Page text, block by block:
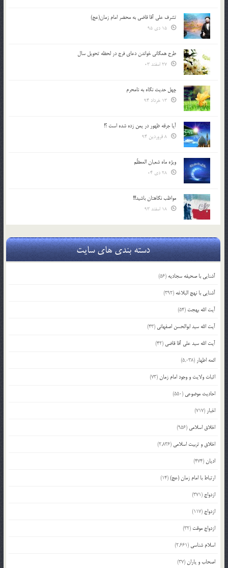
تشرف علي آقا قاضي به محضر امام زمان(عج)
طرح همگانی خواندن دعای فرج در لحظه تحویل سال
چهل حدیث نگاه به نامحرم
آیا جرقه ظهور در یمن زده شده است ؟!
ویژه ماه شعبان المعظّم
مواظب نگاهتان باشید!!!
دسته بندی های سایت
آشنایی با صحیفه سجادیه (56)
آشنایی با نهج البلاغه (392)
آیت الله بهجت (54)
آیت الله سید ابوالحسن اصفهانی (43)
آیت الله سید علی آقا قاضی (42)
ائمه اطهار (5,038)
اثبات ولایت و وجود امام زمان(73)
احادیث موضوعی (550)
اخبار (717)
اخلاق اسلامی (956)
اخلاق و تربیت اسلامی (2,836)
ادیان(474)
ارتباط با امام زمان (عج)(14)
ازدواج (371)
ازدواج (117)
ازدواج موقت (32)
اسلام شناسی (2,661)
اصحاب و یاران(37)